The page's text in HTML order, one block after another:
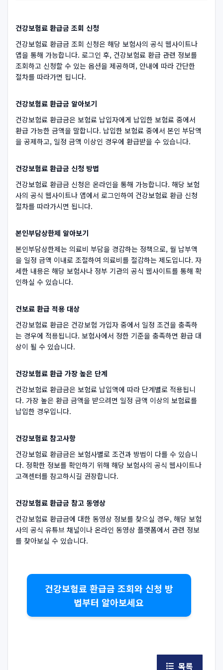
건강보험료 환급금 조회 신청
건강보험료 환급금 조회 신청은 해당 보험사의 공식 웹사이트나
앱을 통해 가능합니다. 로그인 후, 건강보험료 환급 관련 정보를
조회하고 신청할 수 있는 옵션을 제공하며, 안내에 따라 간단한
절차를 따라가면 됩니다.
건강보험료 환급금 알아보기
건강보험료 환급금은 보험료 납입자에게 납입한 보험료 중에서
환급 가능한 금액을 말합니다. 납입한 보험료 중에서 본인 부담액
을 공제하고, 일정 금액 이상인 경우에 환급받을 수 있습니다.
건강보험료 환급금 신청 방법
건강보험료 환급금 신청은 온라인을 통해 가능합니다. 해당 보험
사의 공식 웹사이트나 앱에서 로그인하여 건강보험료 환급 신청
절차를 따라가시면 됩니다.
본인부담상한제 알아보기
본인부담상한제는 의료비 부담을 경감하는 정책으로, 월 납부액
을 일정 금액 이내로 조절하여 의료비를 절감하는 제도입니다. 자
세한 내용은 해당 보험사나 정부 기관의 공식 웹사이트를 통해 확
인하실 수 있습니다.
건보료 환급 적용 대상
건강보험료 환급은 건강보험 가입자 중에서 일정 조건을 충족하
는 경우에 적용됩니다. 보험사에서 정한 기준을 충족하면 환급 대
상이 될 수 있습니다.
건강보험료 환급 가장 높은 단계
건강보험료 환급금은 보험료 납입액에 따라 단계별로 적용됩니
다. 가장 높은 환급 금액을 받으려면 일정 금액 이상의 보험료를
납입한 경우입니다.
건강보험료 참고사항
건강보험료 환급금은 보험사별로 조건과 방법이 다를 수 있습니
다. 정확한 정보를 확인하기 위해 해당 보험사의 공식 웹사이트나
고객센터를 참고하시길 권장합니다.
건강보험료 환급금 참고 동영상
건강보험료 환급금에 대한 동영상 정보를 찾으실 경우, 해당 보험
사의 공식 유튜브 채널이나 온라인 동영상 플랫폼에서 관련 정보
를 찾아보실 수 있습니다.
건강보험료 환급금 조회와 신청 방
법부터 알아보세요
목록